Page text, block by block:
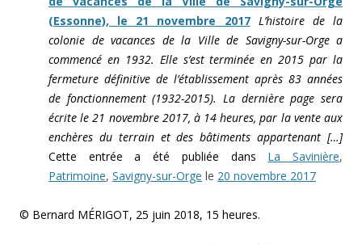
(Essonne), le 21 novembre 2017 L’histoire de la
colonie de vacances de la Ville de Savigny-sur-Orge a
commencé en 1932. Elle s’est terminée en 2015 par la
fermeture définitive de l’établissement après 83 années
de fonctionnement (1932-2015). La dernière page sera
écrite le 21 novembre 2017, à 14 heures, par la vente aux
enchères du terrain et des bâtiments appartenant […]
Cette entrée a été publiée dans
La Savinière,
Patrimoine, Savigny-sur-Orge le 20 novembre 2017
© Bernard MÉRIGOT, 25 juin 2018, 15 heures.